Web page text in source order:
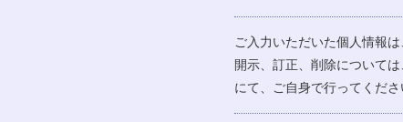
ご入力いただいた個人情報
開示、訂正、削除について
にて、ご自身で行ってくだ